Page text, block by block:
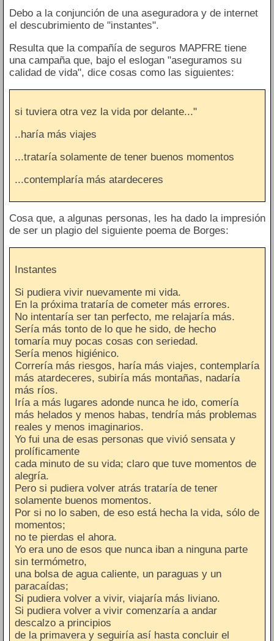
Debo a la conjunción de una aseguradora y de internet
el descubrimiento de "instantes".
Resulta que la compañía de seguros MAPFRE tiene
una campaña que, bajo el eslogan "aseguramos su
calidad de vida", dice cosas como las siguientes:
si tuviera otra vez la vida por delante..."
..haría más viajes
...trataría solamente de tener buenos momentos
...contemplaría más atardeceres
Cosa que, a algunas personas, les ha dado la impresión
de ser un plagio del siguiente poema de Borges:
Instantes
Si pudiera vivir nuevamente mi vida.
En la próxima trataría de cometer más errores.
No intentaría ser tan perfecto, me relajaría más.
Sería más tonto de lo que he sido, de hecho
tomaría muy pocas cosas con seriedad.
Sería menos higiénico.
Correría más riesgos, haría más viajes, contemplaría
más atardeceres, subiría más montañas, nadaría
más ríos.
Iría a más lugares adonde nunca he ido, comería
más helados y menos habas, tendría más problemas
reales y menos imaginarios.
Yo fui una de esas personas que vivió sensata y
prolíficamente
cada minuto de su vida; claro que tuve momentos de
alegría.
Pero si pudiera volver atrás trataría de tener
solamente buenos momentos.
Por si no lo saben, de eso está hecha la vida, sólo de
momentos;
no te pierdas el ahora.
Yo era uno de esos que nunca iban a ninguna parte
sin termómetro,
una bolsa de agua caliente, un paraguas y un
paracaídas;
Si pudiera volver a vivir, viajaría más liviano.
Si pudiera volver a vivir comenzaría a andar
descalzo a principios
de la primavera y seguiría así hasta concluir el